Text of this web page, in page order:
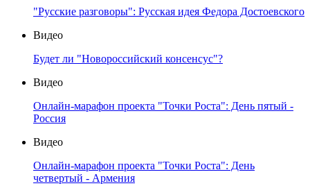
"Русские разговоры": Русская идея Федора Достоевского
Видео
Будет ли "Новороссийский консенсус"?
Видео
Онлайн-марафон проекта "Точки Роста": День пятый -
Россия
Видео
Онлайн-марафон проекта "Точки Роста": День
четвертый - Армения